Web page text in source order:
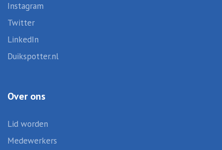
Instagram
Twitter
LinkedIn
Duikspotter.nl
Over ons
Lid worden
Medewerkers